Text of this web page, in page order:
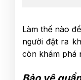
Làm thế nào
người đặt ra
còn khám phá